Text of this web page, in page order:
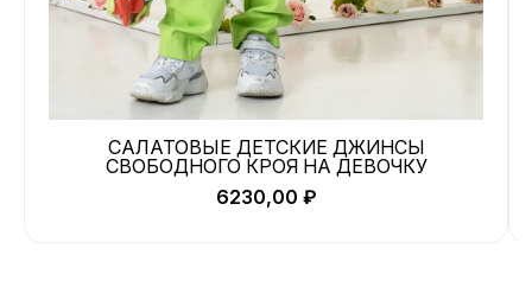
САЛАТОВЫЕ ДЕТСКИЕ ДЖИНСЫ
СВОБОДНОГО КРОЯ НА ДЕВОЧКУ
6230,00 ₽